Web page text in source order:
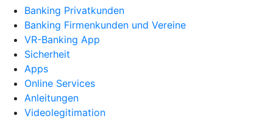
Banking Privatkunden
Banking Firmenkunden und Vereine
VR-Banking App
Sicherheit
Apps
Online Services
Anleitungen
Videolegitimation